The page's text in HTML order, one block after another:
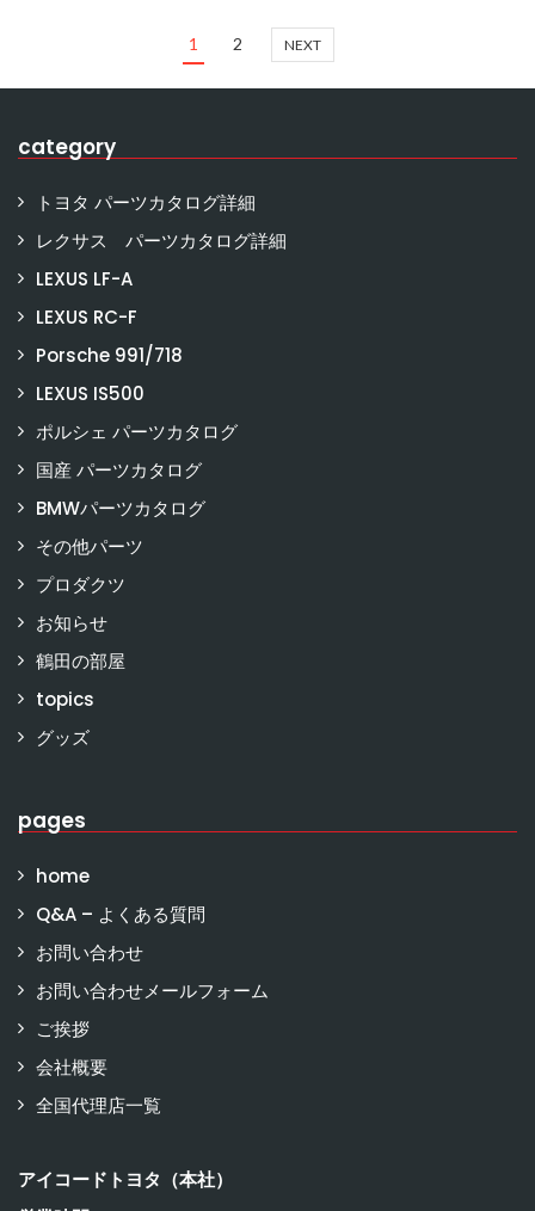
1 2 NEXT
category
トヨタ パーツカタログ詳細
レクサス パーツカタログ詳細
LEXUS LF-A
LEXUS RC-F
Porsche 991/718
LEXUS IS500
ポルシェ パーツカタログ
国産 パーツカタログ
BMWパーツカタログ
その他パーツ
プロダクツ
お知らせ
鶴田の部屋
topics
グッズ
pages
home
Q&A – よくある質問
お問い合わせ
お問い合わせメールフォーム
ご挨拶
会社概要
全国代理店一覧
アイコードトヨタ（本社）